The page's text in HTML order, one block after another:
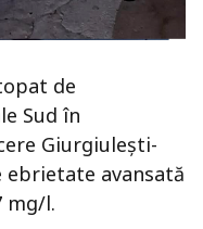
de
Sud în
Giurgiulești-
ebrietate avansată
mg/l.